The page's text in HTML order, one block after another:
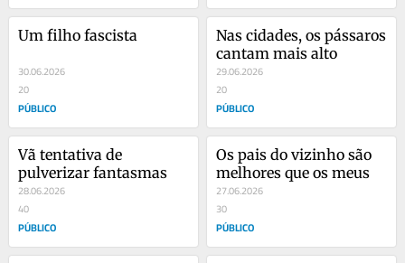
Um filho fascista
30.06.2026
20
PÚBLICO
Nas cidades, os pássaros
cantam mais alto
29.06.2026
20
PÚBLICO
Vã tentativa de
pulverizar fantasmas
28.06.2026
40
PÚBLICO
Os pais do vizinho são
melhores que os meus
27.06.2026
30
PÚBLICO